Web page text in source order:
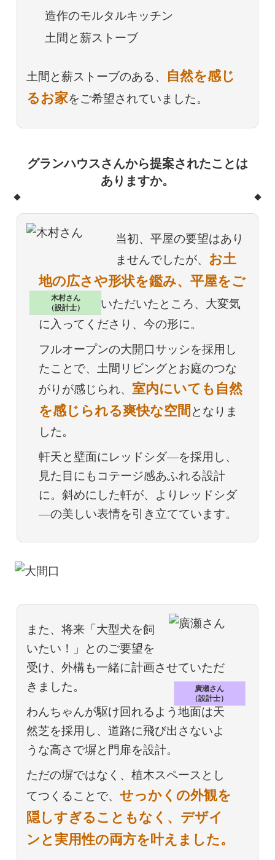
造作のモルタルキッチン
土間と薪ストーブ
土間と薪ストーブのある、
自然を感じ
るお家をご希望されていました。
グランハウスさんから提案されたことは
ありますか。
木村さん
（設計士）
当初、平屋の要望はあり
ませんでしたが、 お土
地の広さや形状を鑑み、平屋をご
提案させていただいたところ、大変気
に入ってくださり、今の形に。
フルオープンの大開口サッシを採用し
たことで、土間リビングとお庭のつな
がりが感じられ、 室内にいても自然
を感じられる爽快な空間 となりま
した。
軒天と壁面にレッドシダ―を採用し、
見た目にもコテージ感あふれる設計
に。斜めにした軒が、よりレッドシダ
―の美しい表情を引き立てています。
廣瀬さん
（設計士）
また、将来「大型犬を飼
いたい！」とのご要望を
受け、外構も一緒に計画させていただ
きました。
わんちゃんが駆け回れるよう地面は天
然芝を採用し、道路に飛び出さないよ
うな高さで塀と門扉を設計。
ただの塀ではなく、植木スペースとし
てつくることで、せっかくの外観を
隠しすぎることもなく、デザイ
ンと実用性の両方を叶えました。